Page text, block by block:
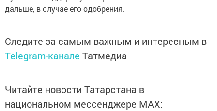
дальше, в случае его одобрения.
Следите за самым важным и интересным в
Telegram-канале Татмедиа
Читайте новости Татарстана в
национальном мессенджере MАХ: